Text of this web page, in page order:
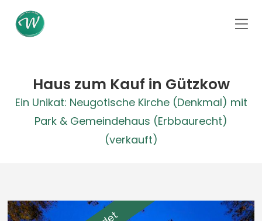
Haus zum Kauf in Gützkow
Ein Unikat: Neugotische Kirche (Denkmal) mit
Park & Gemeindehaus (Erbbaurecht)
(verkauft)